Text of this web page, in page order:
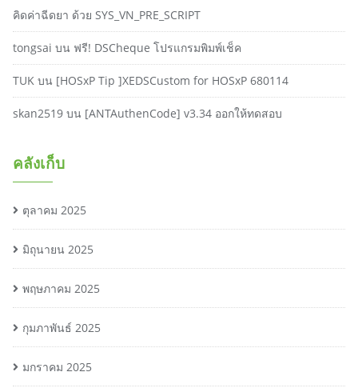
คิดค่าฉีดยา ด้วย SYS_VN_PRE_SCRIPT
tongsai บน ฟรี! DSCheque โปรแกรมพิมพ์เช็ค
TUK บน [HOSxP Tip ]XEDSCustom for HOSxP 680114
skan2519 บน [ANTAuthenCode] v3.34 ออกให้ทดสอบ
คลังเก็บ
ตุลาคม 2025
มิถุนายน 2025
พฤษภาคม 2025
กุมภาพันธ์ 2025
มกราคม 2025